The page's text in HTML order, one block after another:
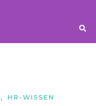
, HR-WISSEN